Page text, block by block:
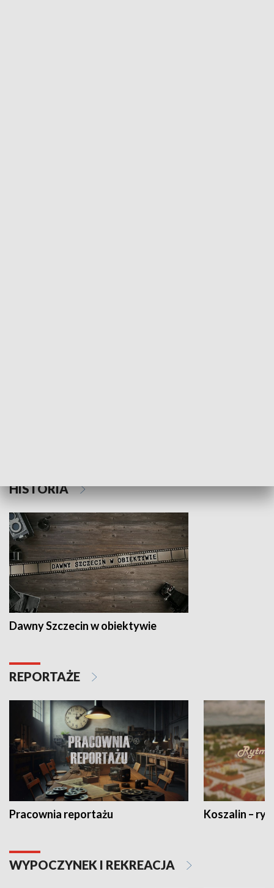
HISTORIA
Dawny Szczecin w obiektywie
REPORTAŻE
Pracownia reportażu Koszalin –
WYPOCZYNEK I REKREACJA